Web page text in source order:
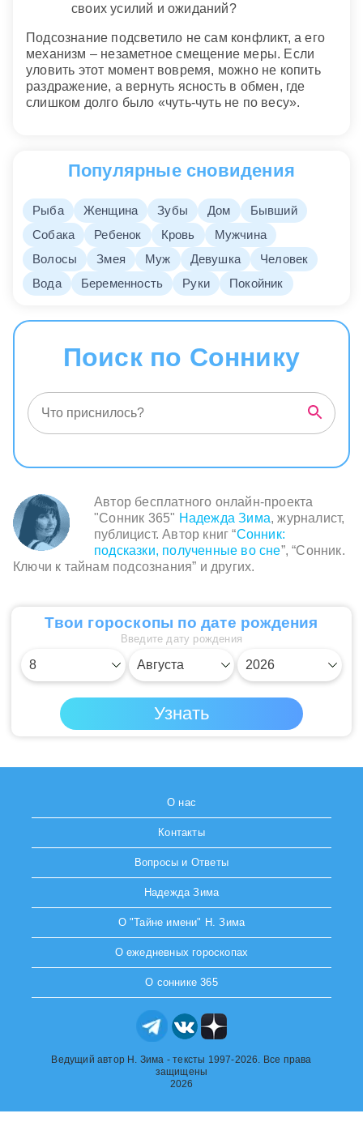
своих усилий и ожиданий?
Подсознание подсветило не сам конфликт, а его
механизм – незаметное смещение меры. Если
уловить этот момент вовремя, можно не копить
раздражение, а вернуть ясность в обмен, где
слишком долго было «чуть-чуть не по весу».
Популярные сновидения
Рыба Женщина Зубы Дом
Бывший
Собака
Ребенок Кровь
Мужчина
Волосы
Змея Муж Девушка
Человек
Вода
Беременность Руки Покойник
Поиск по Соннику
Автор бесплатного онлайн-проекта
"Сонник 365" Надежда Зима, журналист,
публицист. Автор книг “Сонник:
подсказки, полученные во сне”, “Сонник.
Ключи к тайнам подсознания” и других.
Твои гороскопы по дате рождения
Введите дату рождения
О нас
Контакты
Вопросы и Ответы
Надежда Зима
О "Тайне имени" Н. Зима
О ежедневных гороскопах
О соннике 365
Ведущий автор Н. Зима - тексты 1997-2026. Все права
защищены
2026